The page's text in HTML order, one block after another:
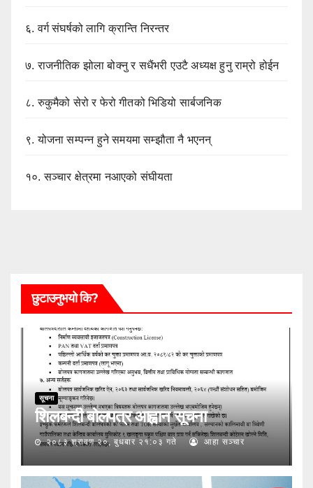
६.वर्ग संघर्षको लागि क्रान्ति निरन्तर
७.राजनीतिक झोला बोक्नु र सधैंभरी एउटै अध्यक्ष हुनु राम्रो होईन
८.रुकुमैको सेरो र फेरो गीतको भिडियो सार्बजनिक
९.योजना सम्पन्न हुने समयमा सम्झौता नै भएनन्
१०.सञ्चार क्षेत्रमा नआएको संघीयता
छुटाउनुभयो कि?
सूचना
शिलबन्दी बोलपत्र आह्वान सूचना
२०८३ श्रावण २०, बुधबार २१:०३ गते आहा सञ्चार